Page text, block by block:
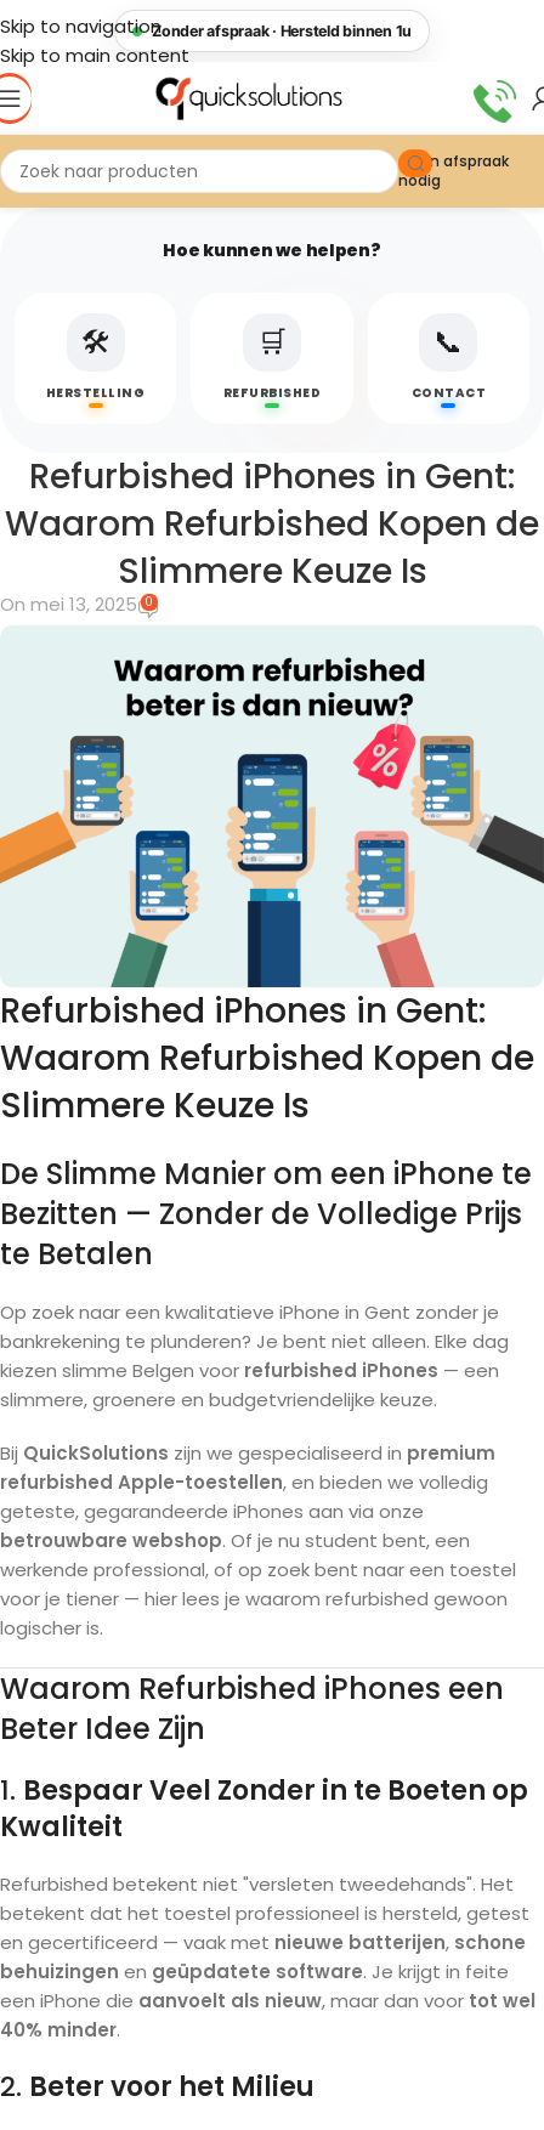
Zonder afspraak · Hersteld binnen 1u
Skip to navigation
Skip to main content
Geen afspraak
nodig
Hoe kunnen we helpen?
🛠️
HERSTELLING
🛒
REFURBISHED
📞
CONTACT
Refurbished iPhones in Gent:
Waarom Refurbished Kopen de
Slimmere Keuze Is
On mei 13, 2025 0
Refurbished iPhones in Gent:
Waarom Refurbished Kopen de
Slimmere Keuze Is
De Slimme Manier om een iPhone te
Bezitten — Zonder de Volledige Prijs
te Betalen
Op zoek naar een kwalitatieve iPhone in Gent zonder je
bankrekening te plunderen? Je bent niet alleen. Elke dag
kiezen slimme Belgen voor refurbished iPhones — een
slimmere, groenere en budgetvriendelijke keuze.
Bij QuickSolutions zijn we gespecialiseerd in premium
refurbished Apple-toestellen, en bieden we volledig
geteste, gegarandeerde iPhones aan via onze
betrouwbare webshop. Of je nu student bent, een
werkende professional, of op zoek bent naar een toestel
voor je tiener — hier lees je waarom refurbished gewoon
logischer is.
Waarom Refurbished iPhones een
Beter Idee Zijn
1. Bespaar Veel Zonder in te Boeten op
Kwaliteit
Refurbished betekent niet "versleten tweedehands". Het
betekent dat het toestel professioneel is hersteld, getest
en gecertificeerd — vaak met nieuwe batterijen, schone
behuizingen en geüpdatete software. Je krijgt in feite
een iPhone die aanvoelt als nieuw, maar dan voor tot wel
40% minder.
2. Beter voor het Milieu